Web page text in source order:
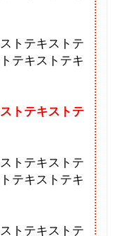
トテキストテ
テキストテキ
トテキストテ
トテキストテ
テキストテキ
トテキストテ